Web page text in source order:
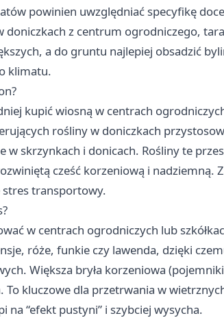
powinien uwzględniać specyfikę
z centrum ogrodniczego,
a do gruntu najlepiej obsadzić
klimatu.
kupić wiosną w centrach
rośliny w doniczkach
w skrzynkach i donicach. Rośliny te
cześć korzeniową i nadziemną.
transportowy.
w centrach ogrodniczych lub
róże, funkie czy lawenda, dzięki
Większa bryła korzeniowa
kluczowe dla przetrwania w
na “efekt pustyni” i szybciej wysycha.